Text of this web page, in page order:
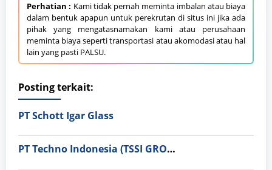
Perhatian : Kami tidak pernah meminta imbalan atau biaya
dalam bentuk apapun untuk perekrutan di situs ini jika ada
pihak yang mengatasnamakan kami atau perusahaan
meminta biaya seperti transportasi atau akomodasi atau hal
lain yang pasti PALSU.
Posting terkait:
PT Schott Igar Glass
PT Techno Indonesia (TSSI GROUP)